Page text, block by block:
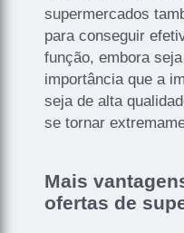
supermercados
para conseguir
função, embora
importância que a
seja de alta
se tornar
Mais
ofertas de